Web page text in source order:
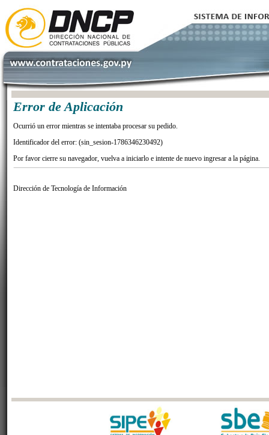
Error de Aplicación
Ocurrió un error mientras se intentaba procesar su pedido.
Identificador del error: (sin_sesion-1786346230492)
Por favor cierre su navegador, vuelva a iniciarlo e intente de nuevo ingresar a la página.
Dirección de Tecnología de Información